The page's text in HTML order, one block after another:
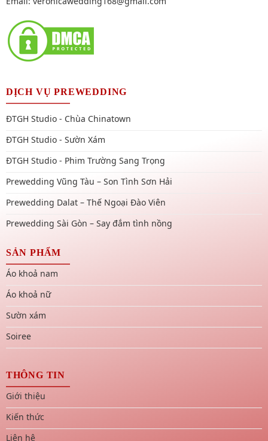
DỊCH VỤ PREWEDDING
ĐTGH Studio - Chùa Chinatown
ĐTGH Studio - Sườn Xám
ĐTGH Studio - Phim Trường Sang Trọng
Prewedding Vũng Tàu – Son Tình Sơn Hải
Prewedding Dalat – Thế Ngoại Đào Viên
Prewedding Sài Gòn – Say đắm tình nồng
SẢN PHẨM
Áo khoả nam
Áo khoả nữ
Sườn xám
Soiree
THÔNG TIN
Giới thiệu
Kiến thức
Liên hệ